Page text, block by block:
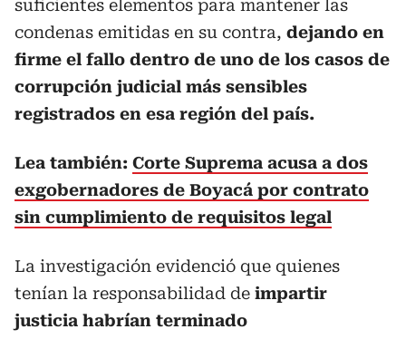
suficientes elementos para mantener las
condenas emitidas en su contra, dejando en
firme el fallo dentro de uno de los casos de
corrupción judicial más sensibles
registrados en esa región del país.
Lea también: Corte Suprema acusa a dos
exgobernadores de Boyacá por contrato
sin cumplimiento de requisitos legal
La investigación evidenció que quienes
tenían la responsabilidad de impartir
justicia habrían terminado